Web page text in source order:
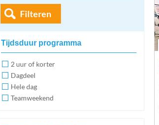
Filteren
Tijdsduur programma
2 uur of korter
Dagdeel
Hele dag
Teamweekend